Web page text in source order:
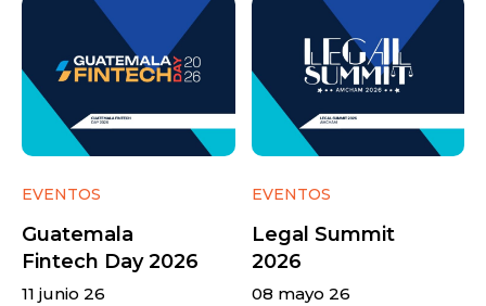
EVENTOS
Guatemala
Fintech Day 2026
11 junio 26
EVENTOS
Legal Summit
2026
08 mayo 26